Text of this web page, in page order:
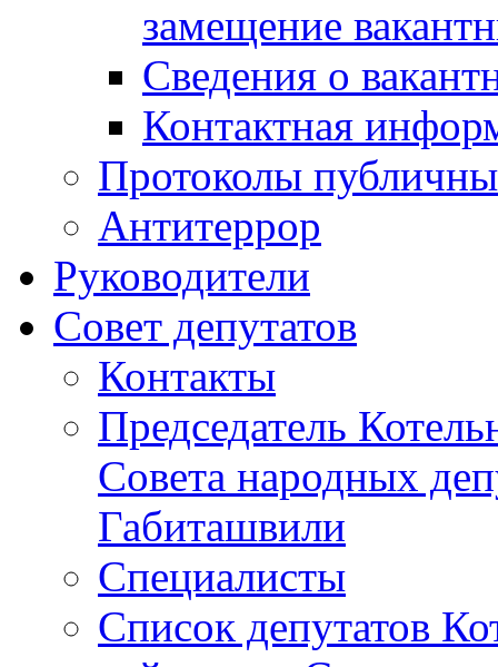
замещение
Сведения о
Контактная
Протоколы
Антитеррор
Руководители
Совет депутатов
Контакты
Председатель
Совета народных
Габиташвили
Специалисты
Список депутатов